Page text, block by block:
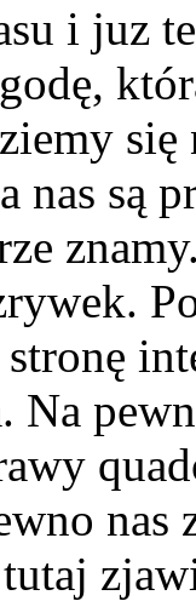
i juz
nas są
Na
nas